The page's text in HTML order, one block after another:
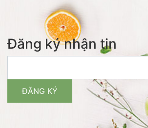
Đăng ký nhận tin